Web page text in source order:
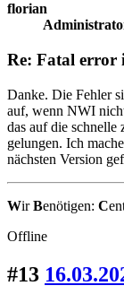
florian
Re: Fatal error
Danke. Die Fehler
auf, wenn NWI
das auf die
gelungen. Ich
nächsten Version
WirBenötigen: C
Offline
#13